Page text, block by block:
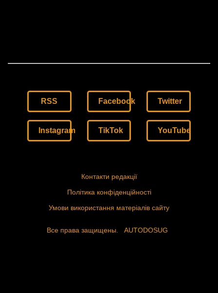
RSS Facebook Twitter
Instagram TikTok YouTube
Контакти редакції
Політика конфіденційності
Умови використання матеріалів сайту
Все права защищены. AUTODOSUG